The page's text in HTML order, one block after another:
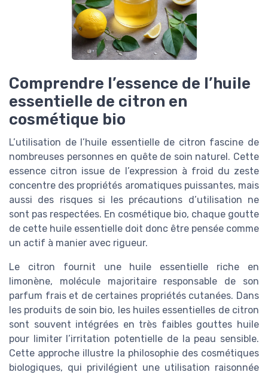
Comprendre l’essence de l’huile
essentielle de citron en
cosmétique bio
L’utilisation de l’huile essentielle de citron fascine de
nombreuses personnes en quête de soin naturel. Cette
essence citron issue de l’expression à froid du zeste
concentre des propriétés aromatiques puissantes, mais
aussi des risques si les précautions d’utilisation ne
sont pas respectées. En cosmétique bio, chaque goutte
de cette huile essentielle doit donc être pensée comme
un actif à manier avec rigueur.
Le citron fournit une huile essentielle riche en
limonène, molécule majoritaire responsable de son
parfum frais et de certaines propriétés cutanées. Dans
les produits de soin bio, les huiles essentielles de citron
sont souvent intégrées en très faibles gouttes huile
pour limiter l’irritation potentielle de la peau sensible.
Cette approche illustre la philosophie des cosmétiques
biologiques, qui privilégient une utilisation raisonnée